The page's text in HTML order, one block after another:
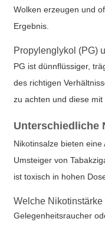
Wolken erzeugen und
Ergebnis.
Propylenglykol (PG)
PG ist dünnflüssiger,
des richtigen
zu achten und diese
Unterschiedliche
Nikotinsalze bieten
Umsteiger von
ist toxisch in hohen
Welche
Gelegenheitsraucher